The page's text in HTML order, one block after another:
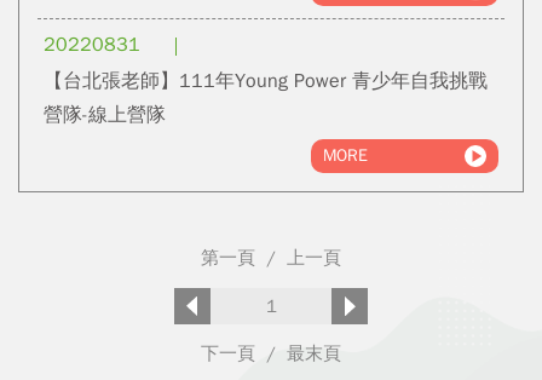
20220831
【台北張老師】111年Young Power 青少年自我挑戰
營隊-線上營隊
MORE
第一頁 / 上一頁
1
下一頁 / 最末頁